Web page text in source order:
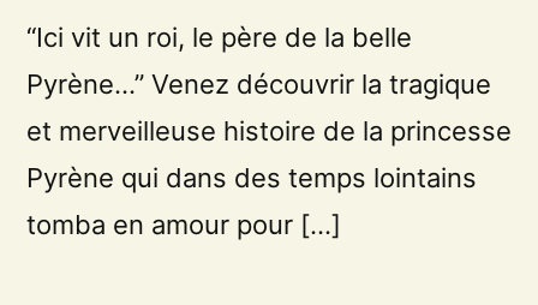
“Ici vit un roi, le père de la belle
Pyrène…” Venez découvrir la tragique
et merveilleuse histoire de la princesse
Pyrène qui dans des temps lointains
tomba en amour pour […]